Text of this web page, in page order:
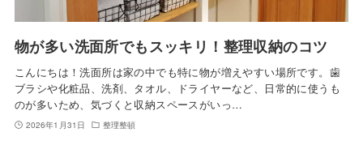
物が多い洗面所でもスッキリ！整理収納のコツ
こんにちは！洗面所は家の中でも特に物が増えやすい場所です。歯
ブラシや化粧品、洗剤、タオル、ドライヤーなど、日常的に使うも
のが多いため、気づくと収納スペースがいっ…
2026年1月31日 整理整頓